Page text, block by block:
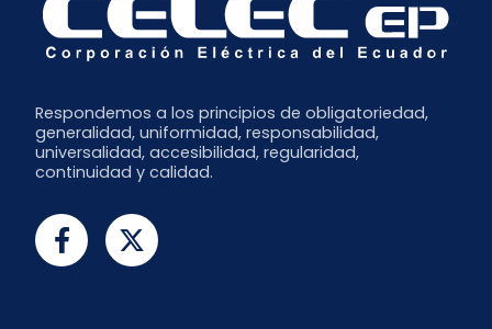
Respondemos a los principios de obligatoriedad,
generalidad, uniformidad, responsabilidad,
universalidad, accesibilidad, regularidad,
continuidad y calidad.